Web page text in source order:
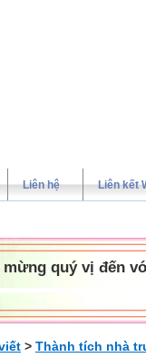
Liên hệ Liên kết
mừng quý vị đến
> Thành tích nhà